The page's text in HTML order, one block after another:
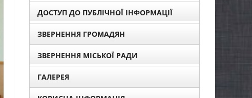
ДОСТУП ДО ПУБЛІЧНОЇ ІНФОРМАЦІЇ
ЗВЕРНЕННЯ ГРОМАДЯН
ЗВЕРНЕННЯ МІСЬКОЇ РАДИ
ГАЛЕРЕЯ